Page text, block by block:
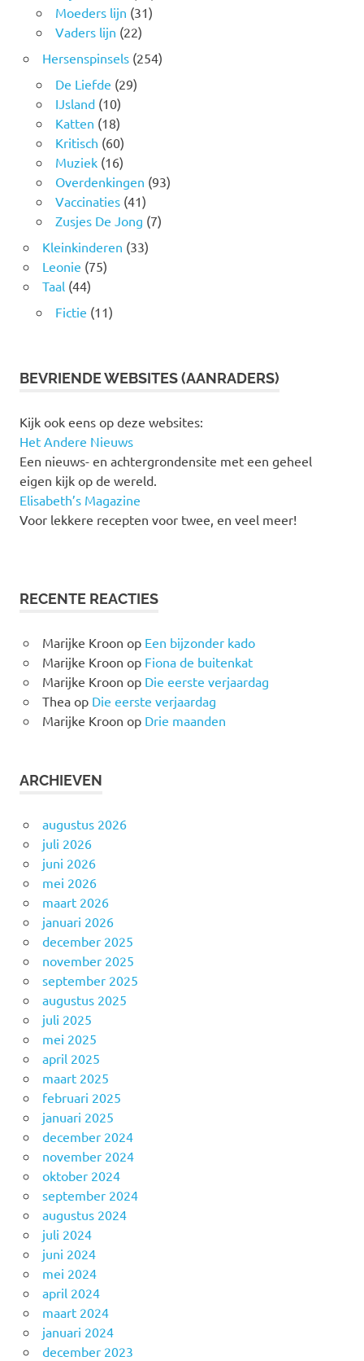
Moeders lijn (31)
Vaders lijn (22)
Hersenspinsels(254)
De Liefde (29)
IJsland(10)
Katten (18)
Kritisch (60)
Muziek(16)
Overdenkingen (93)
Vaccinaties(41)
Zusjes De Jong (7)
Kleinkinderen (33)
Leonie (75)
Taal(44)
Fictie (11)
BEVRIENDE WEBSITES (AANRADERS)
Kijk ook eens op deze websites:
Het Andere Nieuws
Een nieuws- en achtergrondensite met een geheel
eigen kijk op de wereld.
Elisabeth’s Magazine
Voor lekkere recepten voor twee, en veel meer!
RECENTE REACTIES
Marijke Kroon op Een bijzonder kado
Marijke Kroon op Fiona de buitenkat
Marijke Kroon op Die eerste verjaardag
Theaop Die eerste verjaardag
Marijke Kroon op Drie maanden
ARCHIEVEN
augustus 2026
juli 2026
juni 2026
mei 2026
maart 2026
januari 2026
december 2025
november 2025
september 2025
augustus 2025
juli 2025
mei 2025
april 2025
maart 2025
februari 2025
januari 2025
december 2024
november 2024
oktober 2024
september 2024
augustus 2024
juli 2024
juni 2024
mei 2024
april 2024
maart 2024
januari 2024
december 2023